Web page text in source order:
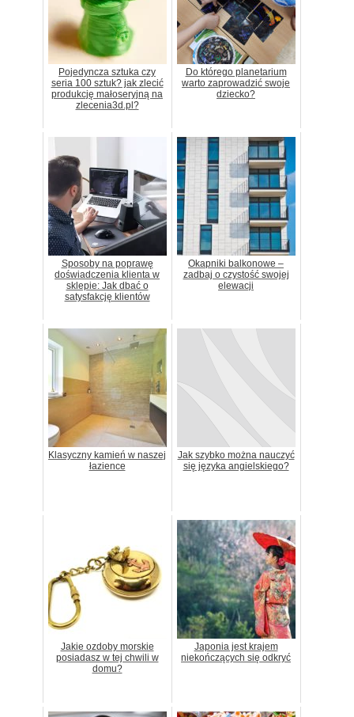
Pojedyncza sztuka czy
seria 100 sztuk? jak zlecić
produkcję małoseryjną na
zlecenia3d.pl?
Do którego planetarium
warto zaprowadzić swoje
dziecko?
Sposoby na poprawę
doświadczenia klienta w
sklepie: Jak dbać o
satysfakcję klientów
Okapniki balkonowe –
zadbaj o czystość swojej
elewacji
Klasyczny kamień w naszej
łazience
Jak szybko można nauczyć
się języka angielskiego?
Jakie ozdoby morskie
posiadasz w tej chwili w
domu?
Japonia jest krajem
niekończących się odkryć